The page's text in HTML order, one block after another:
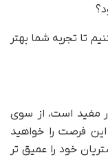
تا تجربه شما بهتر
مفید است، از سوی
فرصت را خواهید
خود را عمیق تر